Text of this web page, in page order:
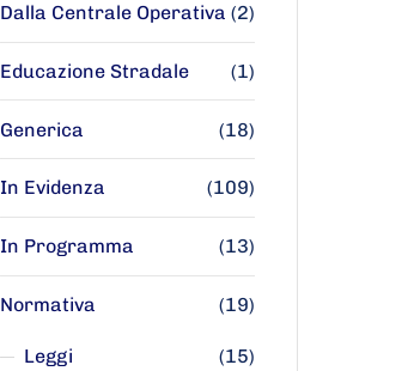
Dalla Centrale Operativa (2)
Educazione Stradale (1)
Generica (18)
In Evidenza (109)
In Programma (13)
Normativa (19)
Leggi (15)